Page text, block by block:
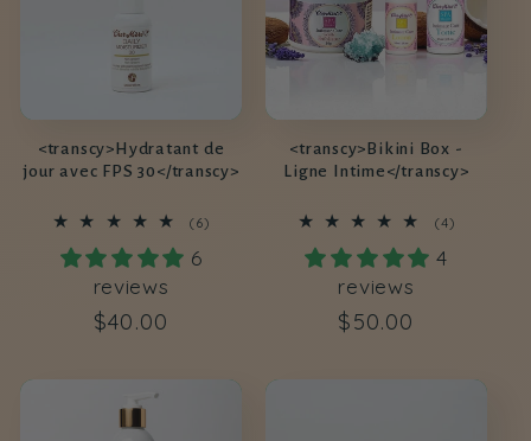
<transcy>Hydratant de
jour avec FPS 30</transcy>
(6)6
6
reviews
Prix
$40.00
<transcy>Bikini Box -
Ligne Intime</transcy>
(4)4
4
reviews
Prix
$50.00